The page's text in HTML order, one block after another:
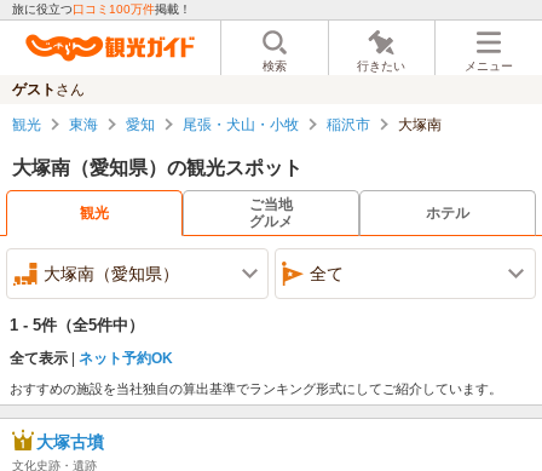
旅に役立つ口コミ100万件掲載！
検索 行きたい メニュー
ゲスト さん
観光 東海 愛知 尾張・犬山・小牧 稲沢市 大塚南
大塚南（愛知県）の観光スポット
観光
ご当地
グルメ
ホテル
大塚南（愛知県） 全て
1 - 5件 （全5件中）
全て表示 ネット予約OK
おすすめの施設を当社独自の算出基準でランキング形式にしてご紹介しています。
大塚古墳
文化史跡・遺跡